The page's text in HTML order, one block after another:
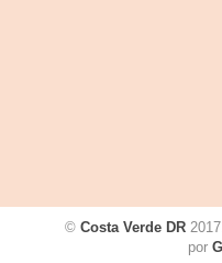
© Costa Verde DR
por